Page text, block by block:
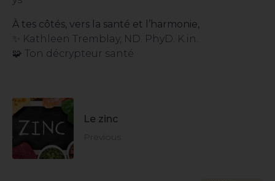
À tes côtés, vers la santé et l’harmonie,
✨ Kathleen Tremblay, ND. PhyD. K.in.
🧩 Ton décrypteur santé
Le zinc
Previous